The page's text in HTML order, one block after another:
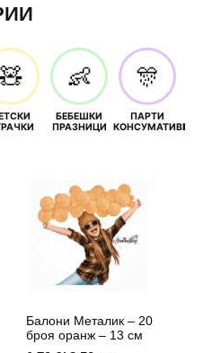
🧸 👶
БЕБЕШКИ
ПРАЗНИЦИ
🎊
ПАРТИ
КОНСУМАТИВИ
Балони Металик – 20
броя орaнж – 13 см